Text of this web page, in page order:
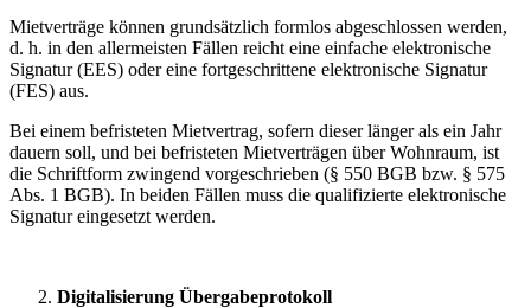
Mietverträge können grundsätzlich formlos abgeschlossen werden,
d. h. in den allermeisten Fällen reicht eine einfache elektronische
Signatur (EES) oder eine fortgeschrittene elektronische Signatur
(FES) aus.
Bei einem befristeten Mietvertrag, sofern dieser länger als ein Jahr
dauern soll, und bei befristeten Mietverträgen über Wohnraum, ist
die Schriftform zwingend vorgeschrieben (§ 550 BGB bzw. § 575
Abs. 1 BGB). In beiden Fällen muss die qualifizierte elektronische
Signatur eingesetzt werden.
Digitalisierung Übergabeprotokoll